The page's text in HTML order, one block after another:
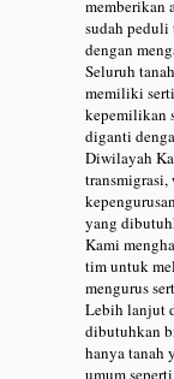
memberikan
sudah
dengan
Seluruh
memiliki
kepemilikan
diganti
Diwilayah
yang
Kami
tim untuk
mengurus
Lebih lanjut
dibutuhkan
hanya tanah
umum